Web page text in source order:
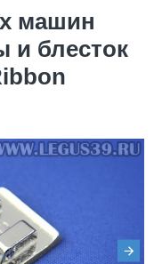
машин
и блесток